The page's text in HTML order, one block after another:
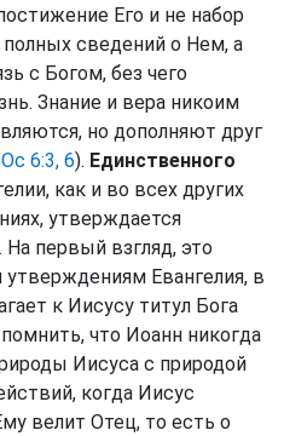
Его и не набор
сведений о Нем, а
с Богом, без чего
Знание и вера никоим
но дополняют друг
Ос 6:3, 6). Единственного
как и во всех других
утверждается
первый взгляд, это
Евангелия, в
к Иисусу титул Бога
что Иоанн никогда
Иисуса с природой
когда Иисус
велит Отец, то есть о